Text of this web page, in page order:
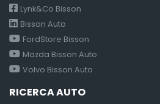
Lynk&Co Bisson
Bisson Auto
FordStore Bisson
Mazda Bisson Auto
Volvo Bisson Auto
RICERCA AUTO